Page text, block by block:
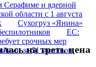
Серафиме и ядерной
области с 1 августа
Сухогруз «Янина»
ЕС:
срочных мер
за $1 миллион
на треть цена